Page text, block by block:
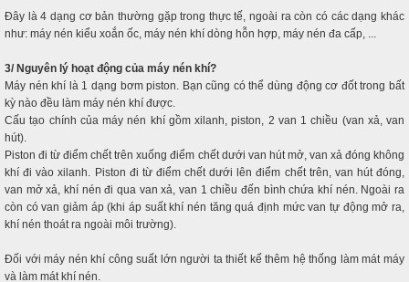
Đây là 4 dạng cơ bản thường gặp trong thực tế, ngoài ra còn có các dạng khác
như: máy nén kiểu xoắn ốc, máy nén khí dòng hỗn hợp, máy nén đa cấp, ...
3/ Nguyên lý hoạt động của máy nén khí?
Máy nén khí là 1 dạng bơm piston. Bạn cũng có thể dùng động cơ đốt trong bất
kỳ nào đều làm máy nén khí được.
Cấu tạo chính của máy nén khí gồm xilanh, piston, 2 van 1 chiều (van xả, van
hút).
Piston đi từ điểm chết trên xuống điểm chết dưới van hút mở, van xả đóng không
khí đi vào xilanh. Piston đi từ điểm chết dưới lên điểm chết trên, van hút đóng,
van mở xả, khí nén đi qua van xả, van 1 chiều đến bình chứa khí nén. Ngoài ra
còn có van giảm áp (khi áp suất khí nén tăng quá định mức van tự động mở ra,
khí nén thoát ra ngoài môi trường).
Đối với máy nén khí công suất lớn người ta thiết kế thêm hệ thống làm mát máy
và làm mát khí nén.